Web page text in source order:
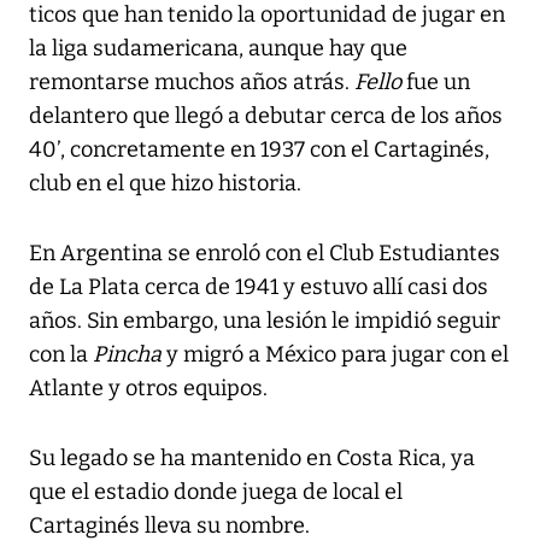
ticos que han tenido la oportunidad de jugar en
la liga sudamericana, aunque hay que
remontarse muchos años atrás. Fellofue un
delantero que llegó a debutar cerca de los años
40’, concretamente en 1937 con el Cartaginés,
club en el que hizo historia.
En Argentina se enroló con el Club Estudiantes
de La Plata cerca de 1941 y estuvo allí casi dos
años. Sin embargo, una lesión le impidió seguir
con la Pinchay migró a México para jugar con el
Atlante y otros equipos.
Su legado se ha mantenido en Costa Rica, ya
que el estadio donde juega de local el
Cartaginés lleva su nombre.